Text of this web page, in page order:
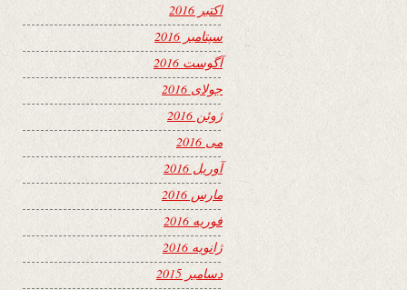
اکتبر 2016
سپتامبر 2016
آگوست 2016
جولای 2016
ژوئن 2016
می 2016
آوریل 2016
مارس 2016
فوریه 2016
ژانویه 2016
دسامبر 2015